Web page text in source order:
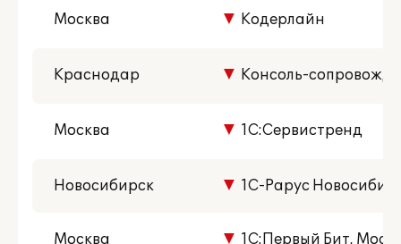
Москва ▼ Кодерлайн
Краснодар ▼ Консоль-
Москва ▼ 1С:Сервистренд
Новосибирск ▼ 1С-Рарус
Москва ▼ 1С:Первый Бит,